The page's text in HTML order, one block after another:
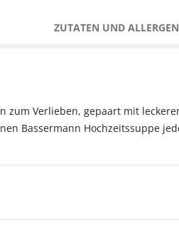
ZUTATEN UND
Verlieben, gepaart mit
Bassermann Hochzeitssuppe